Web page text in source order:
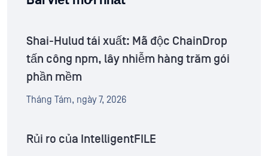
Shai-Hulud tái xuất: Mã độc ChainDrop
tấn công npm, lây nhiễm hàng trăm gói
phần mềm
Tháng Tám, ngày 7, 2026
Rủi ro của IntelligentFILE